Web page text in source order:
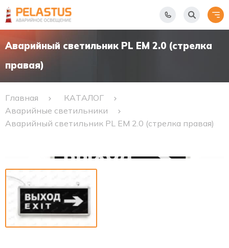
Аварийный светильник PL EM 2.0 (стрелка
правая)
Главная
КАТАЛОГ
Аварийные светильники
Аварийный светильник PL EM 2.0 (стрелка правая)